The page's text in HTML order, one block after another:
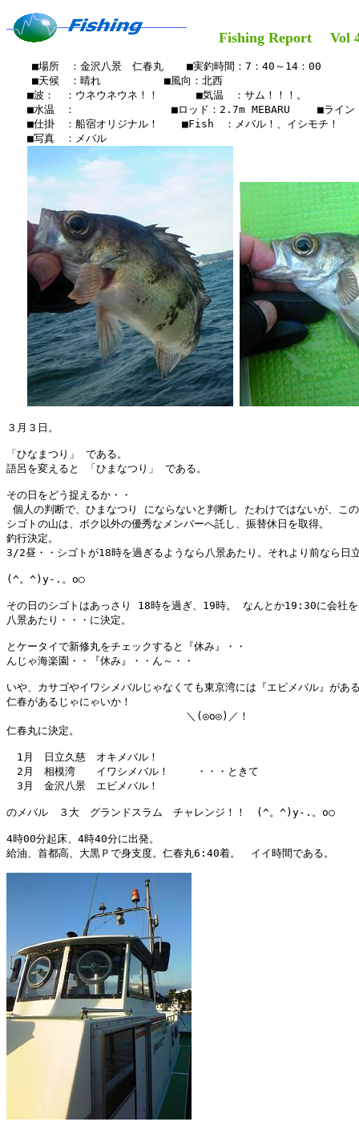
Fishing Report Vol
    ■場所　：金沢八景　仁春丸　  ■実釣時間：7：40～14：00
    ■天候　：晴れ 　    　　■風向：北西
■波：　：ウネウネウネ！！　　 　■気温　：サム！！！。
■水温　：　　　　　　　  　■ロッド：2.7m MEBARU 　　■ライ
■仕掛　：船宿オリジナル！　  ■Fish　：メバル！、イシモチ！
■写真　：メバル
３月３日。
「ひなまつり」 である。
語呂を変えると 「ひまなつり」 である。
その日をどう捉えるか・・
個人の判断で、ひまなつり にならないと判断し たわけではないが、こ
シゴトの山は、ボク以外の優秀なメンバーへ託し、振替休日を取得。
釣行決定。
3/2昼・・シゴトが18時を過ぎるようなら八景あたり。それより前なら日
(^。^)y-.。o○
その日のシゴトはあっさり 18時を過ぎ、19時。 なんとか19:30に会社
八景あたり・・・に決定。
とケータイで新修丸をチェックすると『休み』・・
んじゃ海楽園・・『休み』・・ん～・・
いや、カサゴやイワシメバルじゃなくても東京湾には『エビメバル』があ
仁春があるじゃにゃいか！
                            ＼(◎o◎)／！
仁春丸に決定。
1月　日立久慈　オキメバル！
2月　相模湾　　イワシメバル！　 　・・・ときて
3月　金沢八景　エビメバル！
のメバル　３大　グランドスラム　チャレンジ！！　(^。^)y-.。o○
4時00分起床、4時40分に出発。
給油、首都高、大黒Ｐで身支度。仁春丸6:40着。　イイ時間である。